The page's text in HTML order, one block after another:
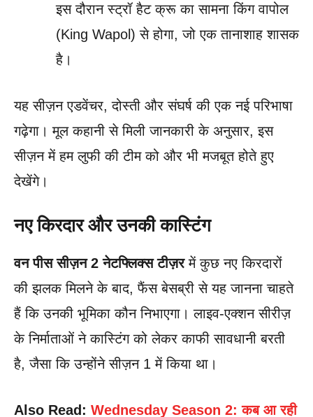
इस दौरान स्ट्रॉ हैट क्रू का सामना किंग वापोल
(King Wapol) से होगा, जो एक तानाशाह शासक
है।
यह सीज़न एडवेंचर, दोस्ती और संघर्ष की एक नई परिभाषा
गढ़ेगा। मूल कहानी से मिली जानकारी के अनुसार, इस
सीज़न में हम लुफी की टीम को और भी मजबूत होते हुए
देखेंगे।
नए किरदार और उनकी कास्टिंग
वन पीस सीज़न 2 नेटफ्लिक्स टीज़रमें कुछ नए किरदारों
की झलक मिलने के बाद, फैंस बेसब्री से यह जानना चाहते
हैं कि उनकी भूमिका कौन निभाएगा। लाइव-एक्शन सीरीज़
के निर्माताओं ने कास्टिंग को लेकर काफी सावधानी बरती
है, जैसा कि उन्होंने सीज़न 1 में किया था।
Also Read: Wednesday Season 2: कब आ रही